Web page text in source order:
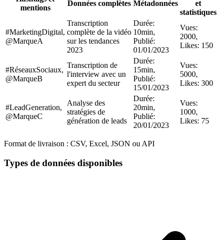
mentions
Données complètes Métadonnées
et
statistiques
#MarketingDigital,
@MarqueA
Transcription
complète de la vidéo
sur les tendances
2023
Durée:
10min,
Publié:
01/01/2023
Vues:
2000,
Likes: 150
#RéseauxSociaux,
@MarqueB
Transcription de
l'interview avec un
expert du secteur
Durée:
15min,
Publié:
15/01/2023
Vues:
5000,
Likes: 300
#LeadGeneration,
@MarqueC
Analyse des
stratégies de
génération de leads
Durée:
20min,
Publié:
20/01/2023
Vues:
1000,
Likes: 75
Format de livraison : CSV, Excel, JSON ou API
Types de données disponibles